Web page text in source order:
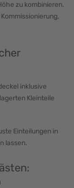
zu kombinieren.
inklusive
Kleinteile
Einteilungen in
lassen.